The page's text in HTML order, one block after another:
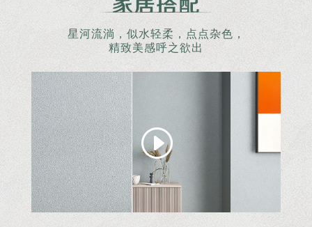
星河流淌，似水轻柔，点点杂色，
精致美感呼之欲出